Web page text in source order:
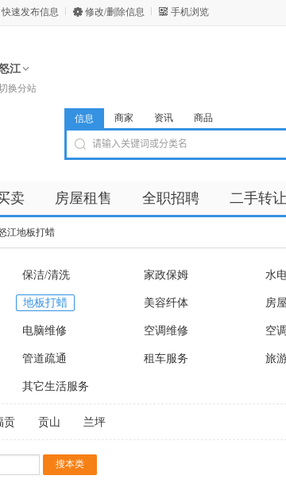
快速发布信息 修改/删除信息 手机浏览
江
换分站
信息 商家 资讯 商品
卖 房屋租售 全职招聘 二手转让
江地板打蜡
保洁/清洗 家政保姆 水
地板打蜡 美容纤体 房
电脑维修 空调维修 空
管道疏通 租车服务 旅
其它生活服务
贡 贡山 兰坪